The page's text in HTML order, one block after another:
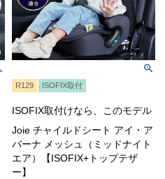
R129 ISOFIX取付
ISOFIX取付けなら、このモデル
Joie チャイルドシート アイ・ア
バーナ メッシュ（ミッドナイト
エア）【ISOFIX+トップテザ
ー】